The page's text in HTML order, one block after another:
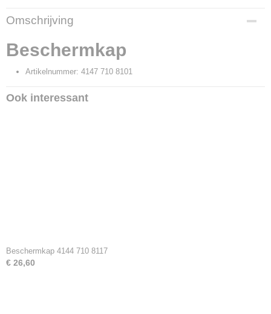
Productcode
3594
Productcode leverancier
4147 710 8101
Omschrijving
Beschermkap
Artikelnummer: 4147 710 8101
Ook interessant
Beschermkap 4144 710 8117
€ 26,60